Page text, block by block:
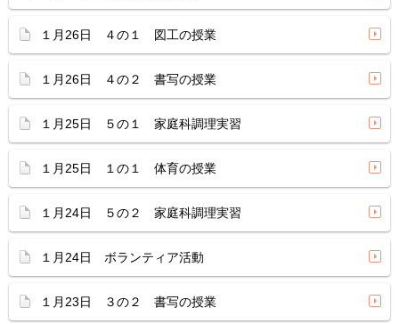
１月26日 ４の１ 図工の授業
１月26日 ４の２ 書写の授業
１月25日 ５の１ 家庭科調理実習
１月25日 １の１ 体育の授業
１月24日 ５の２ 家庭科調理実習
１月24日 ボランティア活動
１月23日 ３の２ 書写の授業